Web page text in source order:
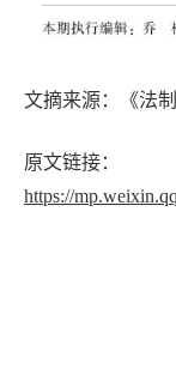
文摘来源：《法
原文链接：
https://